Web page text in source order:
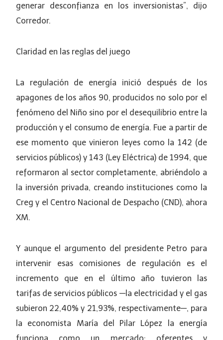
generar desconfianza en los inversionistas”, dijo
Corredor.
Claridad en las reglas del juego
La regulación de energía inició después de los
apagones de los años 90, producidos no solo por el
fenómeno del Niño sino por el desequilibrio entre la
producción y el consumo de energía. Fue a partir de
ese momento que vinieron leyes como la 142 (de
servicios públicos) y 143 (Ley Eléctrica) de 1994, que
reformaron al sector completamente, abriéndolo a
la inversión privada, creando instituciones como la
Creg y el Centro Nacional de Despacho (CND), ahora
XM.
Y aunque el argumento del presidente Petro para
intervenir esas comisiones de regulación es el
incremento que en el último año tuvieron las
tarifas de servicios públicos —la electricidad y el gas
subieron 22,40% y 21,93%, respectivamente—, para
la economista María del Pilar López la energía